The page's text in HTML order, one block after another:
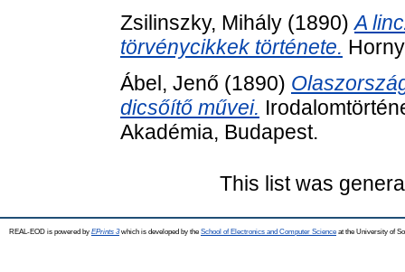
Zsilinszky, Mihály (1890)A
törvénycikkek története.
Ábel, Jenő (1890)
dicsőítő művei.
Akadémia, Budapest.
This list was
REAL-EOD is powered by EPrints 3which is developed by the School of Electronics and Computer Science at the University of